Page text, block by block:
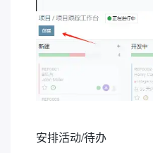
安排活动/待办